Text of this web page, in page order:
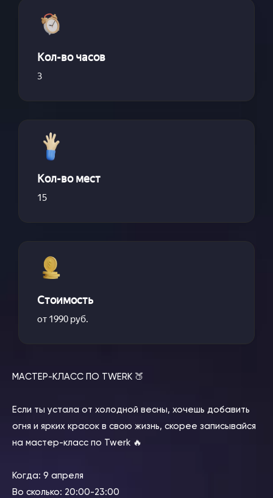
Кол-во часов
3
Кол-во мест
15
Стоимость
от 1990 руб.
МАСТЕР-КЛАСС ПО TWERK 🍑
Если ты устала от холодной весны, хочешь добавить
огня и ярких красок в свою жизнь, скорее записывайся
на мастер-класс по Twerk 🔥
Когда: 9 апреля
Во сколько: 20:00-23:00